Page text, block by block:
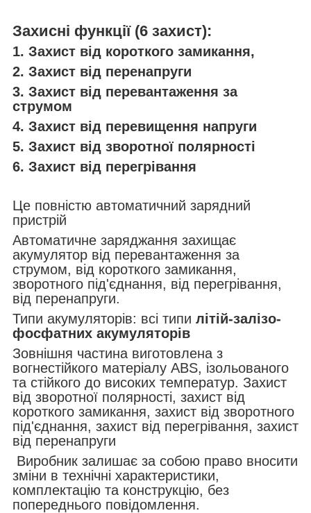
Захисні функції (6 захист):
1. Захист від короткого замикання,
2. Захист від перенапруги
3. Захист від перевантаження за
струмом
4. Захист від перевищення напруги
5. Захист від зворотної полярності
6. Захист від перегрівання
Це повністю автоматичний зарядний
пристрій
Автоматичне заряджання захищає
акумулятор від перевантаження за
струмом, від короткого замикання,
зворотного під'єднання, від перегрівання,
від перенапруги.
Типи акумуляторів: всі типи літій-залізо-
фосфатних акумуляторів
Зовнішня частина виготовлена з
вогнестійкого матеріалу ABS, ізольованого
та стійкого до високих температур. Захист
від зворотної полярності, захист від
короткого замикання, захист від зворотного
під'єднання, захист від перегрівання, захист
від перенапруги
Виробник залишає за собою право вносити
зміни в технічні характеристики,
комплектацію та конструкцію, без
попереднього повідомлення.